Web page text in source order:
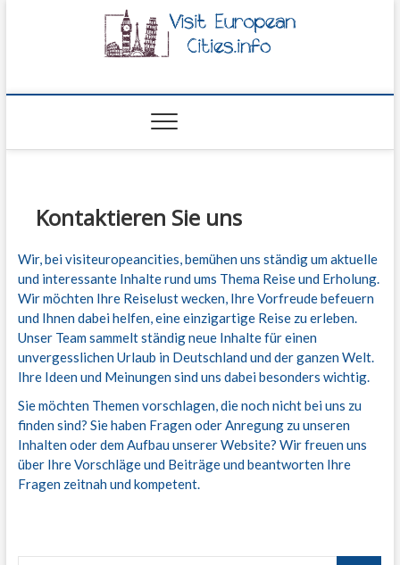
Kontaktieren Sie uns
Wir, bei visiteuropeancities, bemühen uns ständig um aktuelle
und interessante Inhalte rund ums Thema Reise und Erholung.
Wir möchten Ihre Reiselust wecken, Ihre Vorfreude befeuern
und Ihnen dabei helfen, eine einzigartige Reise zu erleben.
Unser Team sammelt ständig neue Inhalte für einen
unvergesslichen Urlaub in Deutschland und der ganzen Welt.
Ihre Ideen und Meinungen sind uns dabei besonders wichtig.
Sie möchten Themen vorschlagen, die noch nicht bei uns zu
finden sind? Sie haben Fragen oder Anregung zu unseren
Inhalten oder dem Aufbau unserer Website? Wir freuen uns
über Ihre Vorschläge und Beiträge und beantworten Ihre
Fragen zeitnah und kompetent.